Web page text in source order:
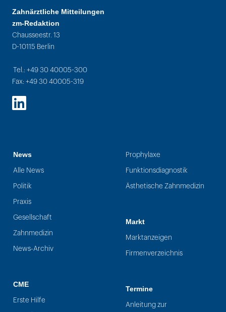
Zahnärztliche Mitteilungen
zm-Redaktion
Chausseestr. 13
D-10115 Berlin
Tel.: +49 30 40005-300
Fax: +49 30 40005-319
LinkedIn
News
Alle News
Politik
Praxis
Gesellschaft
Zahnmedizin
News-Archiv
CME
Erste Hilfe
Prophylaxe
Funktionsdiagnostik
Ästhetische Zahnmedizin
Markt
Marktanzeigen
Firmenverzeichnis
Termine
Anleitung zur